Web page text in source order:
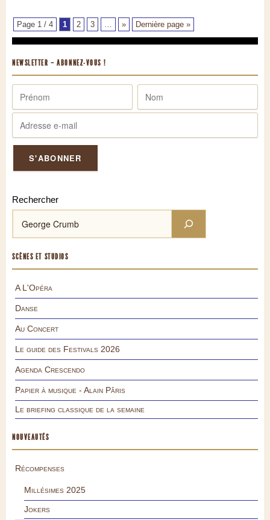
Page 1 / 4 1 2 3 … » Dernière page »
NEWSLETTER – ABONNEZ-VOUS !
Rechercher
SCÈNES ET STUDIOS
A L'Opéra
Danse
Au Concert
Le guide des Festivals 2026
Agenda Crescendo
Papier à musique - Alain Pâris
Le briefing classique de la semaine
NOUVEAUTÉS
Récompenses
Millésimes 2025
Jokers